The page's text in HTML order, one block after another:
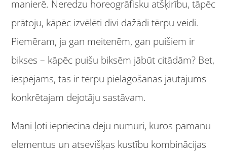
manierē. Neredzu horeogrāfisku atšķirību, tāpēc
prātoju, kāpēc izvēlēti divi dažādi tērpu veidi.
Piemēram, ja gan meitenēm, gan puišiem ir
bikses – kāpēc puišu biksēm jābūt citādām? Bet,
iespējams, tas ir tērpu pielāgošanas jautājums
konkrētajam dejotāju sastāvam.
Mani ļoti iepriecina deju numuri, kuros pamanu
elementus un atsevišķas kustību kombinācijas